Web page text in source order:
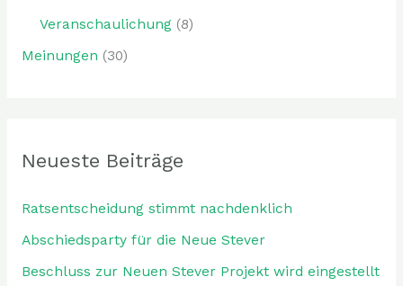
Veranschaulichung(8)
Meinungen (30)
Neueste Beiträge
Ratsentscheidung stimmt nachdenklich
Abschiedsparty für die Neue Stever
Beschluss zur Neuen Stever Projekt wird eingestellt